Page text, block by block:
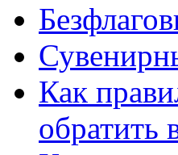
Как
обратить